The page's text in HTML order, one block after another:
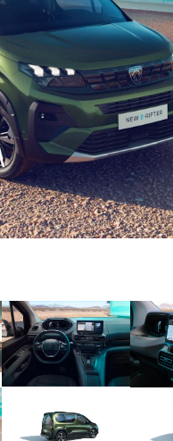
その他
車 レクサス
ホンダ
三菱
光岡
その他